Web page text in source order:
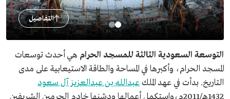
التفاصيل
التوسعة السعودية الثالثة للمسجد الحرام هي أحدث توسعات
المسجد الحرام، وأكبرها في المساحة والطاقة الاستيعابية على مدى
التاريخ. بدأت في عهد الملكعبدالله بن عبدالعزيز آل سعود
1432هـ/2011م،واستكمل أعمالها ودشنها خادم الحرمين الشريفين